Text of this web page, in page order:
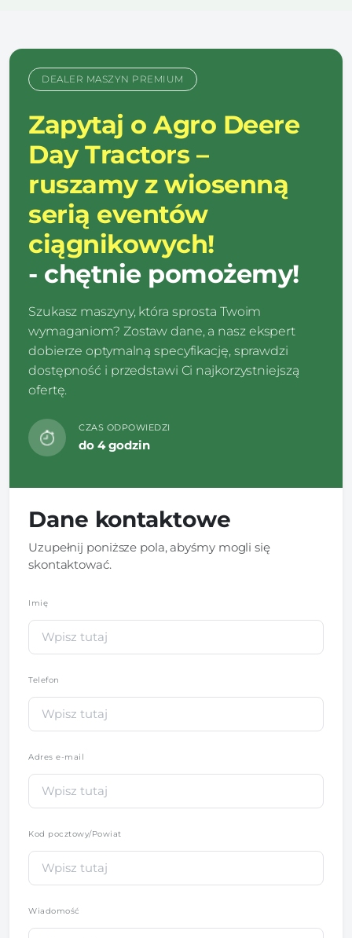
DEALER MASZYN PREMIUM
Zapytaj o Agro Deere
Day Tractors –
ruszamy z wiosenną
serią eventów
ciągnikowych!
- chętnie pomożemy!
Szukasz maszyny, która sprosta Twoim
wymaganiom? Zostaw dane, a nasz ekspert
dobierze optymalną specyfikację, sprawdzi
dostępność i przedstawi Ci najkorzystniejszą
ofertę.
CZAS ODPOWIEDZI
do 4 godzin
Dane kontaktowe
Uzupełnij poniższe pola, abyśmy mogli się
skontaktować.
Imię
Telefon
Adres e-mail
Kod pocztowy/Powiat
Wiadomość